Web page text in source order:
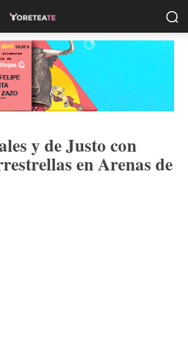
y de Justo con
en Arenas de